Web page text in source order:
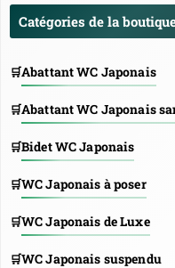
Catégories de la
Abattant WC Japonais
Abattant WC Japonais
Bidet WC Japonais
WC Japonais à poser
WC Japonais de Luxe
WC Japonais suspendu